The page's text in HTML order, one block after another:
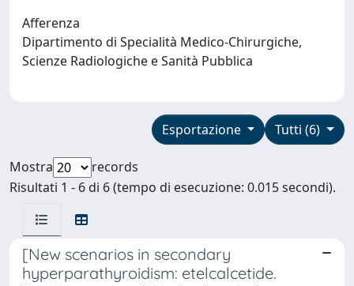
Afferenza
Dipartimento di Specialità Medico-Chirurgiche,
Scienze Radiologiche e Sanità Pubblica
Tutti (6)
Esportazione
Mostra
records
Risultati 1 - 6 di 6 (tempo di esecuzione: 0.015 secondi).
[New scenarios in secondary
hyperparathyroidism: etelcalcetide.